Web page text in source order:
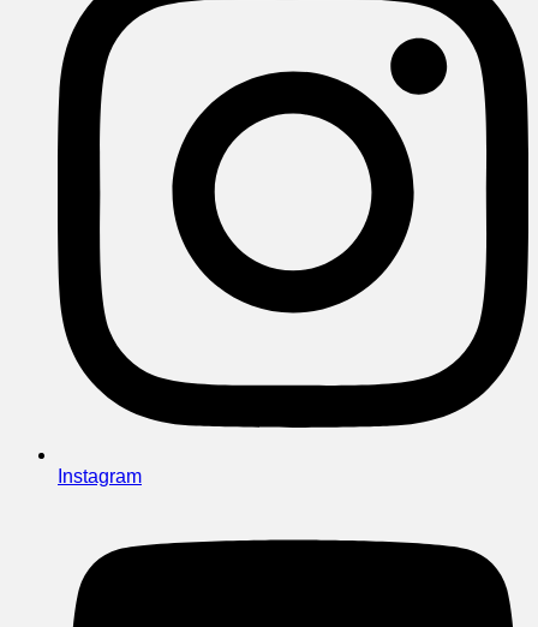
Instagram